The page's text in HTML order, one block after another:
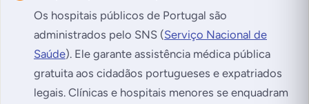
Os hospitais públicos de Portugal são
administrados pelo SNS (Serviço Nacional de
Saúde). Ele garante assistência médica pública
gratuita aos cidadãos portugueses e expatriados
legais. Clínicas e hospitais menores se enquadram